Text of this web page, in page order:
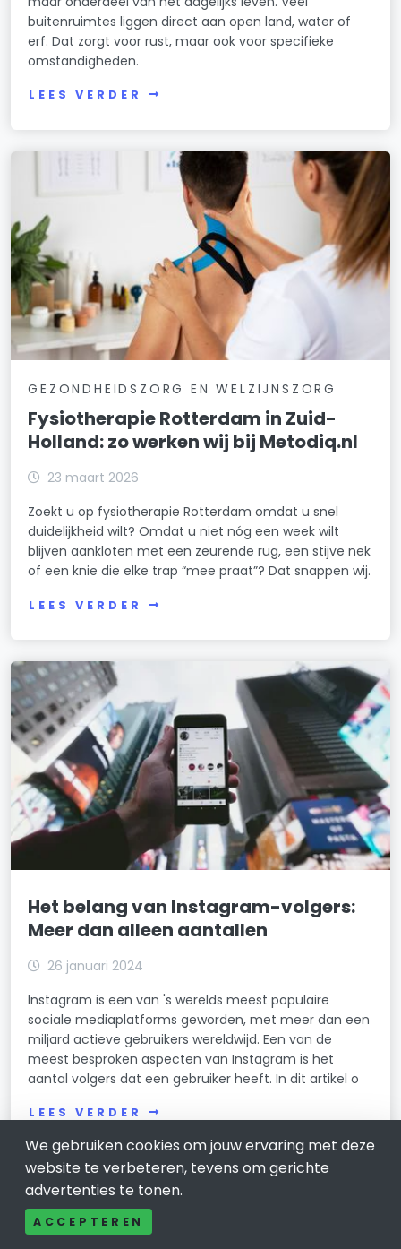
buitenruimtes liggen direct aan open land, water of
erf. Dat zorgt voor rust, maar ook voor specifieke
omstandigheden.
LEES VERDER
GEZONDHEIDSZORG EN WELZIJNSZORG
Fysiotherapie Rotterdam in Zuid-
Holland: zo werken wij bij Metodiq.nl
23 maart 2026
Zoekt u op fysiotherapie Rotterdam omdat u snel
duidelijkheid wilt? Omdat u niet nóg een week wilt
blijven aankloten met een zeurende rug, een stijve nek
of een knie die elke trap “mee praat”? Dat snappen wij.
LEES VERDER
Het belang van Instagram-volgers:
Meer dan alleen aantallen
26 januari 2024
Instagram is een van 's werelds meest populaire
sociale mediaplatforms geworden, met meer dan een
miljard actieve gebruikers wereldwijd. Een van de
meest besproken aspecten van Instagram is het
aantal volgers dat een gebruiker heeft. In dit artikel o
LEES VERDER
We gebruiken cookies om jouw ervaring met deze
website te verbeteren, tevens om gerichte
advertenties te tonen.
ACCEPTEREN